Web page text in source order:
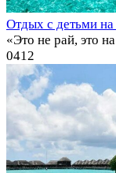
Отдых с детьми
«Это не рай, это
0412